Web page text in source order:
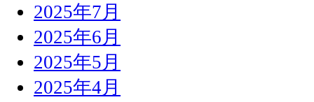
2025年7月
2025年6月
2025年5月
2025年4月